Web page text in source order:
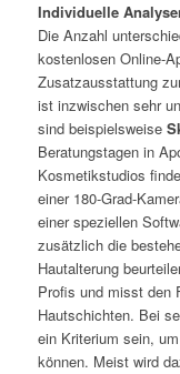
Individuelle
Die Anzahl
kostenlosen Online-
Zusatzausstattung
ist inzwischen sehr
sind beispielsweise
Beratungstagen in
Kosmetikstudios
einer 180-Grad-
einer speziellen
zusätzlich die
Hautalterung
Profis und misst den
Hautschichten. Bei
ein Kriterium sein,
können. Meist wird